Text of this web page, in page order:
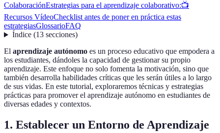
ColaboraciónEstrategias para el aprendizaje colaborativo:📺
Recursos VídeoChecklist antes de poner en práctica estas
estrategiasGlossarioFAQ
Índice(13 secciones)
El aprendizaje autónomo es un proceso educativo que empodera a
los estudiantes, dándoles la capacidad de gestionar su propio
aprendizaje. Este enfoque no solo fomenta la motivación, sino que
también desarrolla habilidades críticas que les serán útiles a lo largo
de sus vidas. En este tutorial, exploraremos técnicas y estrategias
prácticas para promover el aprendizaje autónomo en estudiantes de
diversas edades y contextos.
1. Establecer un Entorno de Aprendizaje